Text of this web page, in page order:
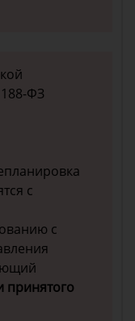
ФЗ
с
с
принятого